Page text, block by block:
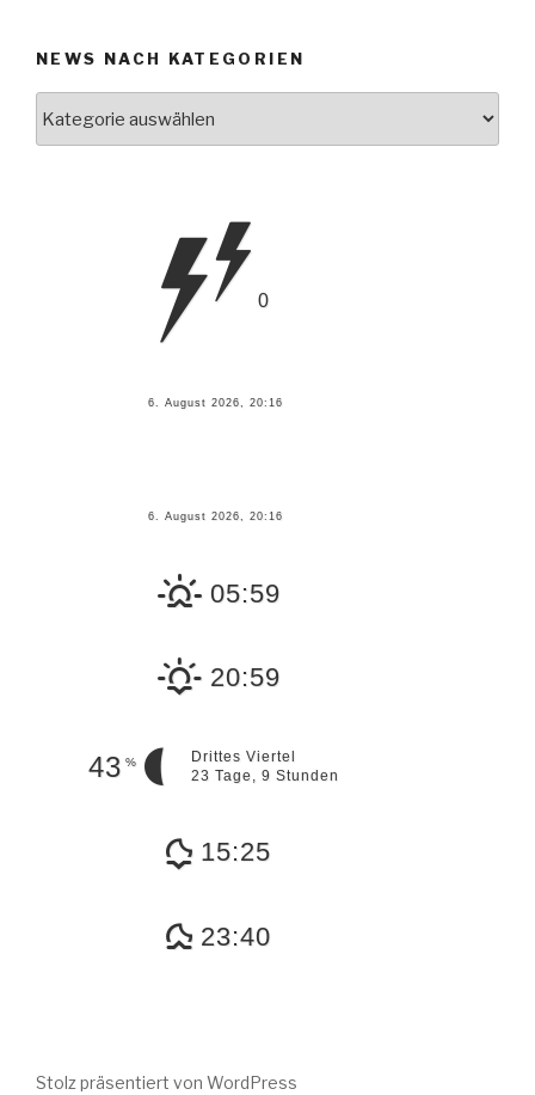
NEWS NACH KATEGORIEN
0
6. August 2026, 20:16
6. August 2026, 20:16
05:59
20:59
43 %
Drittes Viertel
23 Tage, 9 Stunden
15:25
23:40
Stolz präsentiert von WordPress